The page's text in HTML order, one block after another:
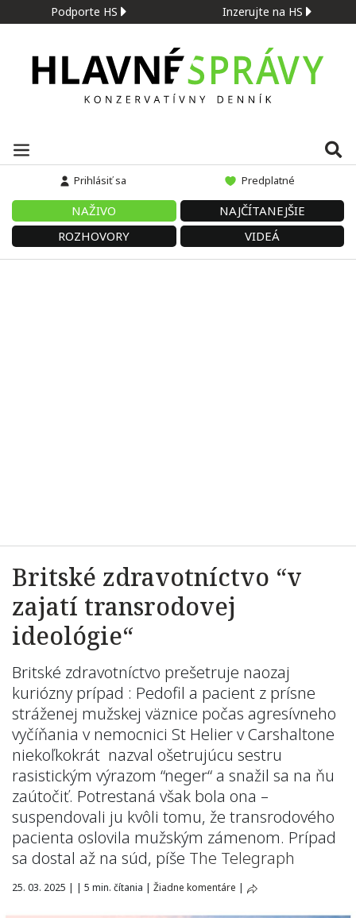
Podporte HS Inzerujte na HS
Prihlásiť sa Predplatné
NAŽIVO
NAJČÍTANEJŠIE
ROZHOVORY
VIDEÁ
Britské zdravotníctvo “v
zajatí transrodovej
ideológie“
Britské zdravotníctvo prešetruje naozaj
kuriózny prípad : Pedofil a pacient z prísne
stráženej mužskej väznice počas agresívneho
vyčíňania v nemocnici St Helier v Carshaltone
niekoľkokrát nazval ošetrujúcu sestru
rasistickým výrazom “neger“ a snažil sa na ňu
zaútočiť. Potrestaná však bola ona –
suspendovali ju kvôli tomu, že transrodového
pacienta oslovila mužským zámenom. Prípad
sa dostal až na súd, píše The Telegraph
25. 03. 2025 | | 5 min. čítania | Žiadne komentáre |